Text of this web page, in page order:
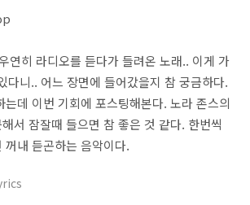
히 라디오를 듣다가 들려온 노래.. 이게 가
다니.. 어느 장면에 들어갔을지 참 궁금하다.
는데 이번 기회에 포스팅해본다. 노라 존스의
서 잠잘때 들으면 참 좋은 것 같다. 한번씩
꺼내 듣곤하는 음악이다.